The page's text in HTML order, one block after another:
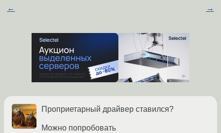
← →
Проприетарный драйвер ставился?
Можно попробовать